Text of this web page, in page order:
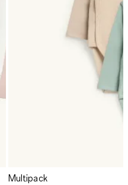
Multipack